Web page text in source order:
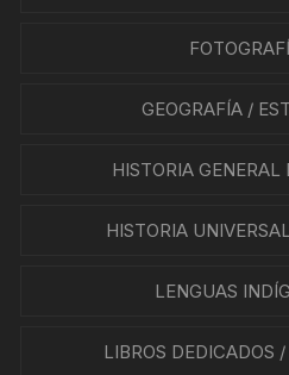
GEOGRAFÍA /
HISTORIA GENERAL
HISTORIA
LENGUAS
LIBROS DEDICADOS